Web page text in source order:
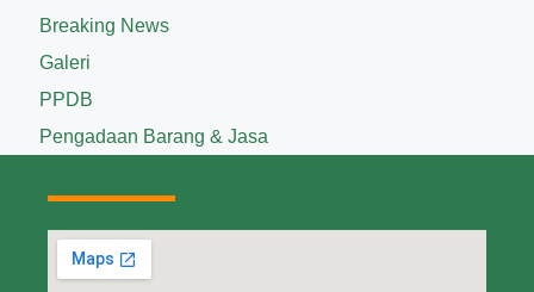
Breaking News
Galeri
PPDB
Pengadaan Barang & Jasa